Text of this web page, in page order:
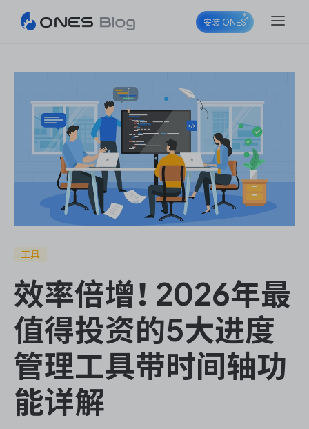
ONES Project
ONES Wiki
ONES Desk
ONES Assistant
敏捷研发管理
安装 ONES
工具
效率倍增！2026年最
值得投资的5大进度
管理工具带时间轴功
能详解